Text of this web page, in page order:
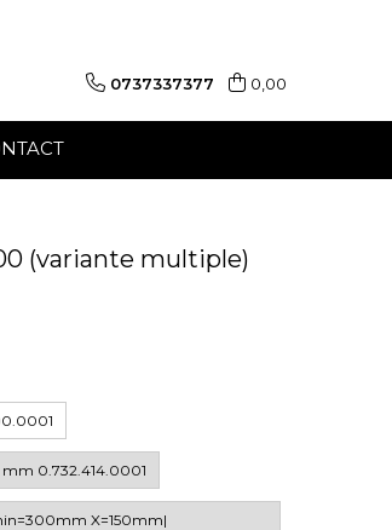
0737337377 0,00
(variante multiple)
0.732.414.0001
X=150mm|